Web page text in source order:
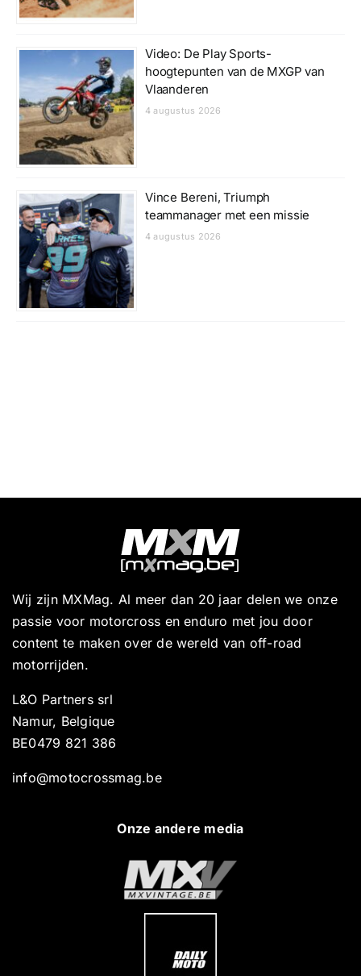
Video: De Play Sports-
hoogtepunten van de MXGP van
Vlaanderen
4 augustus 2026
Vince Bereni, Triumph
teammanager met een missie
4 augustus 2026
Wij zijn MXMag. Al meer dan 20 jaar delen we onze
passie voor motorcross en enduro met jou door
content te maken over de wereld van off-road
motorrijden.
L&O Partners srl
Namur, Belgique
BE0479 821 386
info@motocrossmag.be
Onze andere media